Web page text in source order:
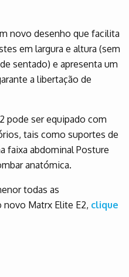
novo desenho que facilita
em largura e altura (sem
sentado) e apresenta um
a libertação de
pode ser equipado com
tais como suportes de
faixa abdominal Posture
anatómica.
todas as
novo Matrx Elite E2, clique